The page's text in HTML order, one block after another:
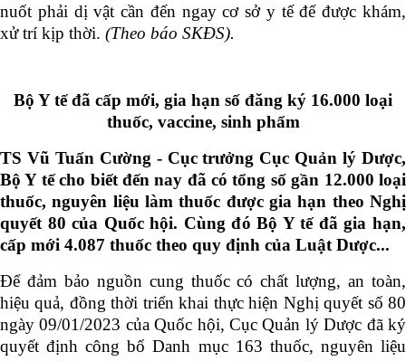
nuốt phải dị vật cần đến ngay cơ sở y tế để được khám,
xử trí kịp thời. (Theo báo SKĐS).
Bộ Y tế đã cấp mới, gia hạn số đăng ký 16.000 loại
thuốc, vaccine, sinh phẩm
TS Vũ Tuấn Cường - Cục trưởng Cục Quản lý Dược,
Bộ Y tế cho biết đến nay đã có tổng số gần 12.000 loại
thuốc, nguyên liệu làm thuốc được gia hạn theo Nghị
quyết 80 của Quốc hội. Cùng đó Bộ Y tế đã gia hạn,
cấp mới 4.087 thuốc theo quy định của Luật Dược...
Để đảm bảo nguồn cung thuốc có chất lượng, an toàn,
hiệu quả, đồng thời triển khai thực hiện Nghị quyết số 80
ngày 09/01/2023 của Quốc hội, Cục Quản lý Dược đã ký
quyết định công bố Danh mục 163 thuốc, nguyên liệu